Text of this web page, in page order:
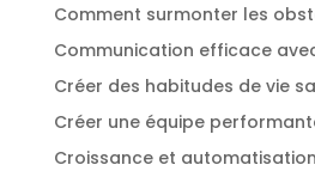
Comment surmonter les
Communication efficace
Créer des habitudes de vie
Créer une équipe
Croissance et